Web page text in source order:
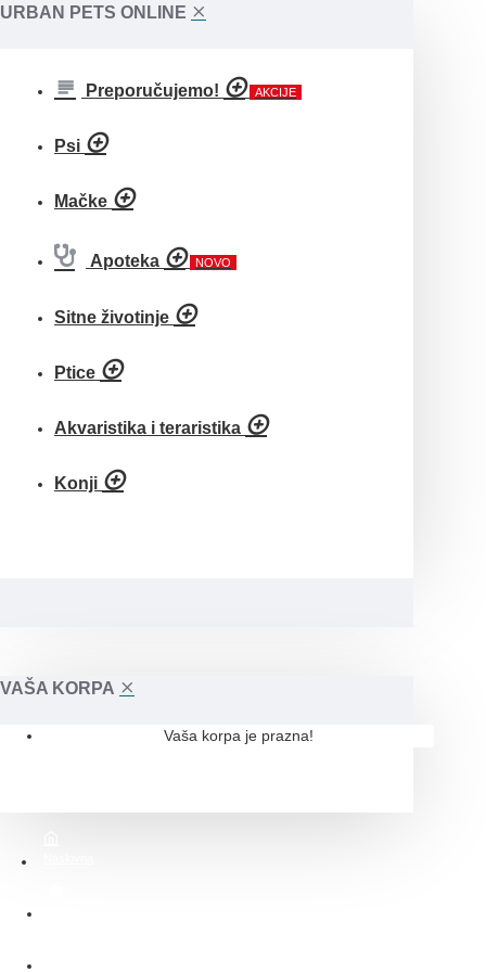
URBAN PETS ONLINE
Preporučujemo! AKCIJE
Psi
Mačke
Apoteka NOVO
Sitne životinje
Ptice
Akvaristika i teraristika
Konji
VAŠA KORPA
Vaša korpa je prazna!